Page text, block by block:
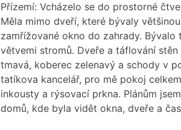
Přízemí: Vcházelo se do prostorné
Měla mimo dveří, které bývaly
zamřížované okno do zahrady.
větvemi stromů. Dveře a táflování
tmavá, koberec zelenavý a schody v
tatíkova kancelář, pro mě pokoj
inkousty a rýsovací prkna. Plánům
domů, kde byla vidět okna, dveře a